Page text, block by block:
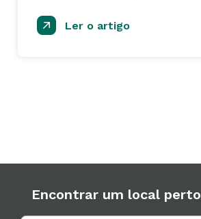
Ler o artigo
Encontrar um local